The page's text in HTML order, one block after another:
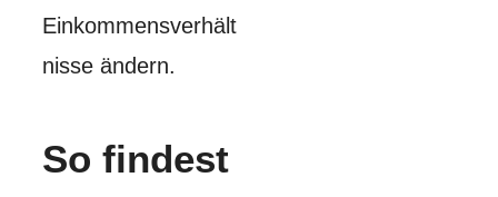
Einkommensverhält
nisse ändern.
So findest